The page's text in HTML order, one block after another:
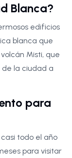
Blanca?
edificios
blanca que
Misti, que
la ciudad a
para
todo el año
para visitar